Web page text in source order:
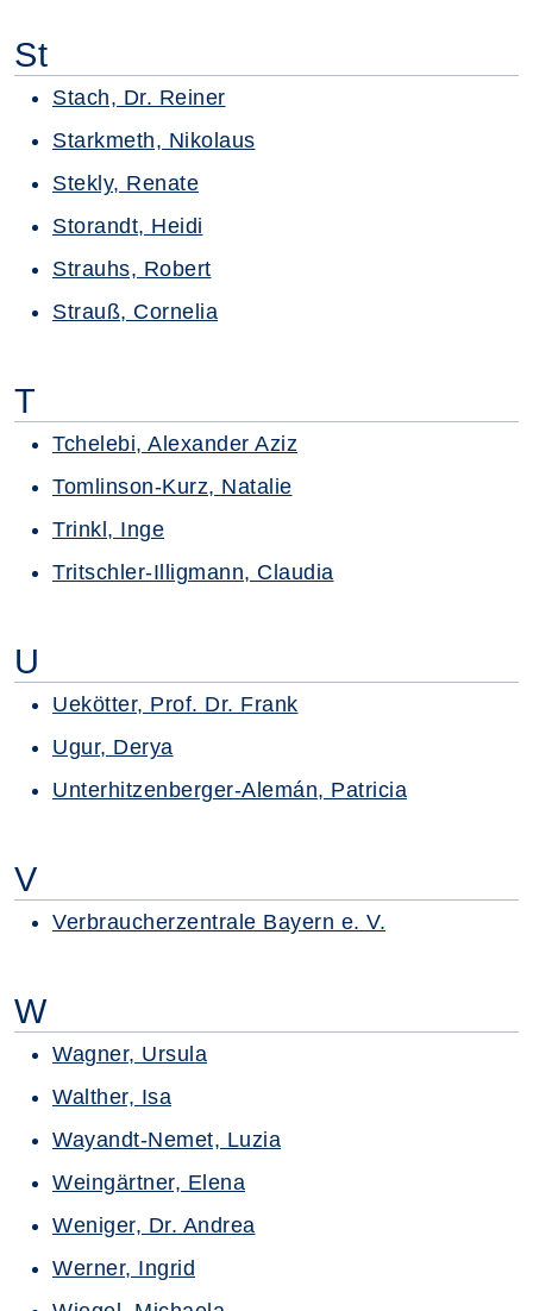
St
Stach, Dr. Reiner
Starkmeth, Nikolaus
Stekly, Renate
Storandt, Heidi
Strauhs, Robert
Strauß, Cornelia
T
Tchelebi, Alexander Aziz
Tomlinson-Kurz, Natalie
Trinkl, Inge
Tritschler-Illigmann, Claudia
U
Uekötter, Prof. Dr. Frank
Ugur, Derya
Unterhitzenberger-Alemán, Patricia
V
Verbraucherzentrale Bayern e. V.
W
Wagner, Ursula
Walther, Isa
Wayandt-Nemet, Luzia
Weingärtner, Elena
Weniger, Dr. Andrea
Werner, Ingrid